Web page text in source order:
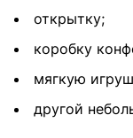
открытку;
коробку
мягкую
другой